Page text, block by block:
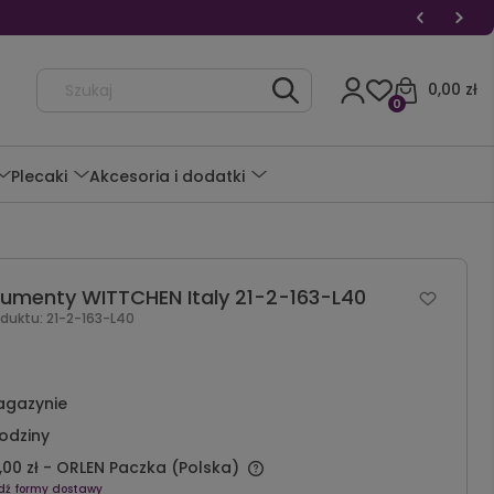
0,00 zł
0
Plecaki Akcesoria i dodatki
WITTCHEN Italy 21-2-163-L40
21-2-163-L40
zł - ORLEN Paczka (Polska)
formy dostawy